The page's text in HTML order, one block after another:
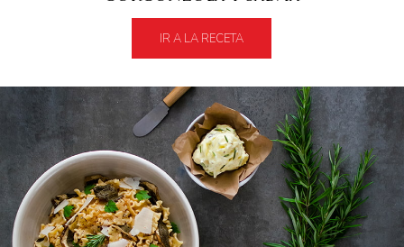
IR A LA RECETA